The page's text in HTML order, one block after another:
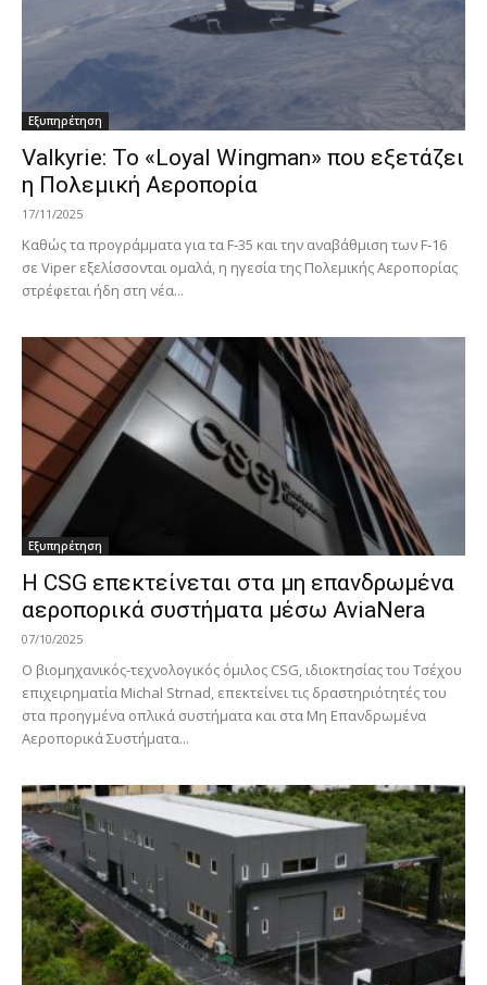
Εξυπηρέτηση
Valkyrie: Το «Loyal Wingman» που εξετάζει
η Πολεμική Αεροπορία
17/11/2025
Καθώς τα προγράμματα για τα F‑35 και την αναβάθμιση των F‑16
σε Viper εξελίσσονται ομαλά, η ηγεσία της Πολεμικής Αεροπορίας
στρέφεται ήδη στη νέα...
Εξυπηρέτηση
Η CSG επεκτείνεται στα μη επανδρωμένα
αεροπορικά συστήματα μέσω AviaNera
07/10/2025
Ο βιομηχανικός-τεχνολογικός όμιλος CSG, ιδιοκτησίας του Τσέχου
επιχειρηματία Michal Strnad, επεκτείνει τις δραστηριότητές του
στα προηγμένα οπλικά συστήματα και στα Μη Επανδρωμένα
Αεροπορικά Συστήματα...